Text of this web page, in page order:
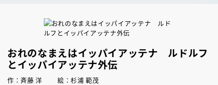
おれのなまえはイッパイアッテナ ルドルフ
とイッパイアッテナ外伝
作：斉藤 洋 絵：杉浦 範茂